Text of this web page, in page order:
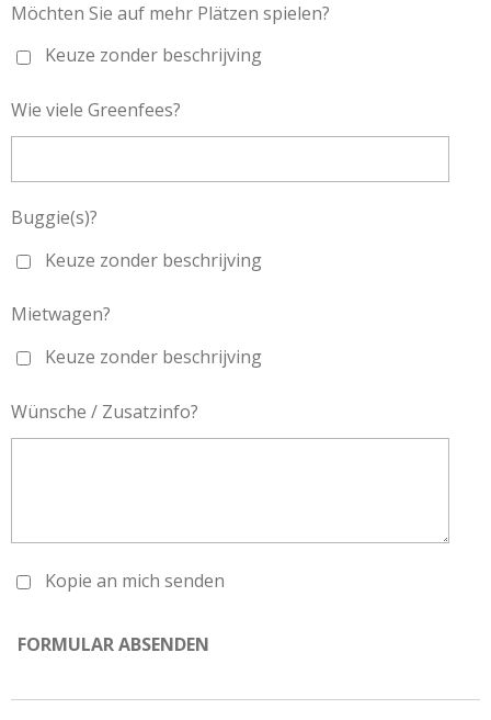
Möchten Sie auf mehr Plätzen spielen?
Keuze zonder beschrijving
Wie viele Greenfees?
Buggie(s)?
Keuze zonder beschrijving
Mietwagen?
Keuze zonder beschrijving
Wünsche / Zusatzinfo?
Kopie an mich senden
FORMULAR ABSENDEN